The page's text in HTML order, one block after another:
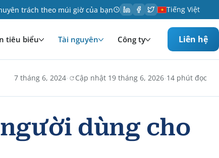
trách theo múi giờ của bạn Tiếng Việt
tiêu biểu Tài nguyên Công ty Liên hệ
7 tháng 6, 2024· Cập nhật 19 tháng 6, 2026·14 phút đọc
dùng cho